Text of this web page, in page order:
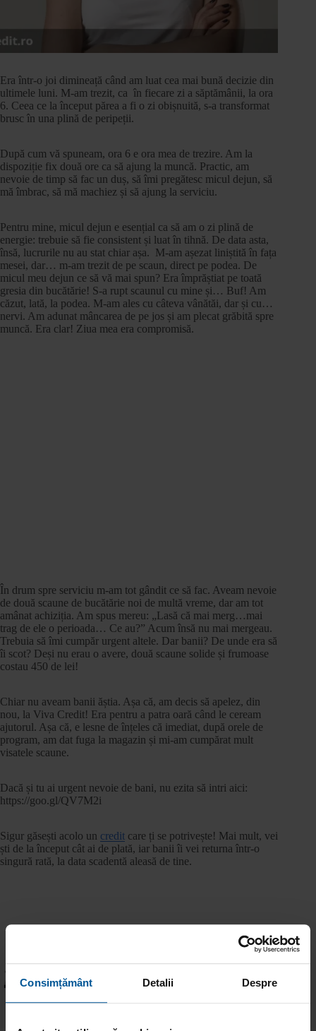
Consimțământ Detalii Despre
Era într-o joi dimineață când am luat cea mai bună decizie din
ultimele luni. M-am trezit, ca în fiecare zi a săptămânii, la ora
6. Ceea ce la început părea a fi o zi obișnuită, s-a transformat
brusc în una plină de peripeții.
După cum vă spuneam, ora 6 e ora mea de trezire. Am la
dispoziție fix două ore ca să ajung la muncă. Practic, am
nevoie de timp să fac un duș, să îmi pregătesc micul dejun, să
mă îmbrac, să mă machiez și să ajung la serviciu.
Pentru mine, micul dejun e esențial ca să am o zi plină de
energie: trebuie să fie consistent și luat în tihnă. De data asta,
însă, lucrurile nu au stat chiar așa. M-am așezat liniștită în fața
mesei, dar… m-am trezit de pe scaun, direct pe podea. De
micul meu dejun ce să vă mai spun? Era împrăștiat pe toată
gresia din bucătărie! S-a rupt scaunul cu mine și… Buf! Am
căzut, lată, la podea. M-am ales cu câteva vânătăi, dar și cu…
nervi. Am adunat mâncarea de pe jos și am plecat grăbită spre
muncă. Era clar! Ziua mea era compromisă.
În drum spre serviciu m-am tot gândit ce să fac. Aveam nevoie
de două scaune de bucătărie noi de multă vreme, dar am tot
amânat achiziția. Am spus mereu: „Lasă că mai merg…mai
trag de ele o perioada… Ce au?” Acum însă nu mai mergeau.
Trebuia să îmi cumpăr urgent altele. Dar banii? De unde era să
îi scot? Deși nu erau o avere, două scaune solide și frumoase
costau 450 de lei!
Chiar nu aveam banii ăștia. Așa că, am decis să apelez, din
nou, la Viva Credit! Era pentru a patra oară când le ceream
ajutorul. Așa că, e lesne de înțeles că imediat, după orele de
program, am dat fuga la magazin și mi-am cumpărat mult
visatele scaune.
Dacă și tu ai urgent nevoie de bani, nu ezita să intri aici:
https://goo.gl/QV7M2i
Sigur găsești acolo un credit care ți se potrivește! Mai mult, vei
ști de la început cât ai de plată, iar banii îi vei returna într-o
singură rată, la data scadentă aleasă de tine.
ANTERIOR